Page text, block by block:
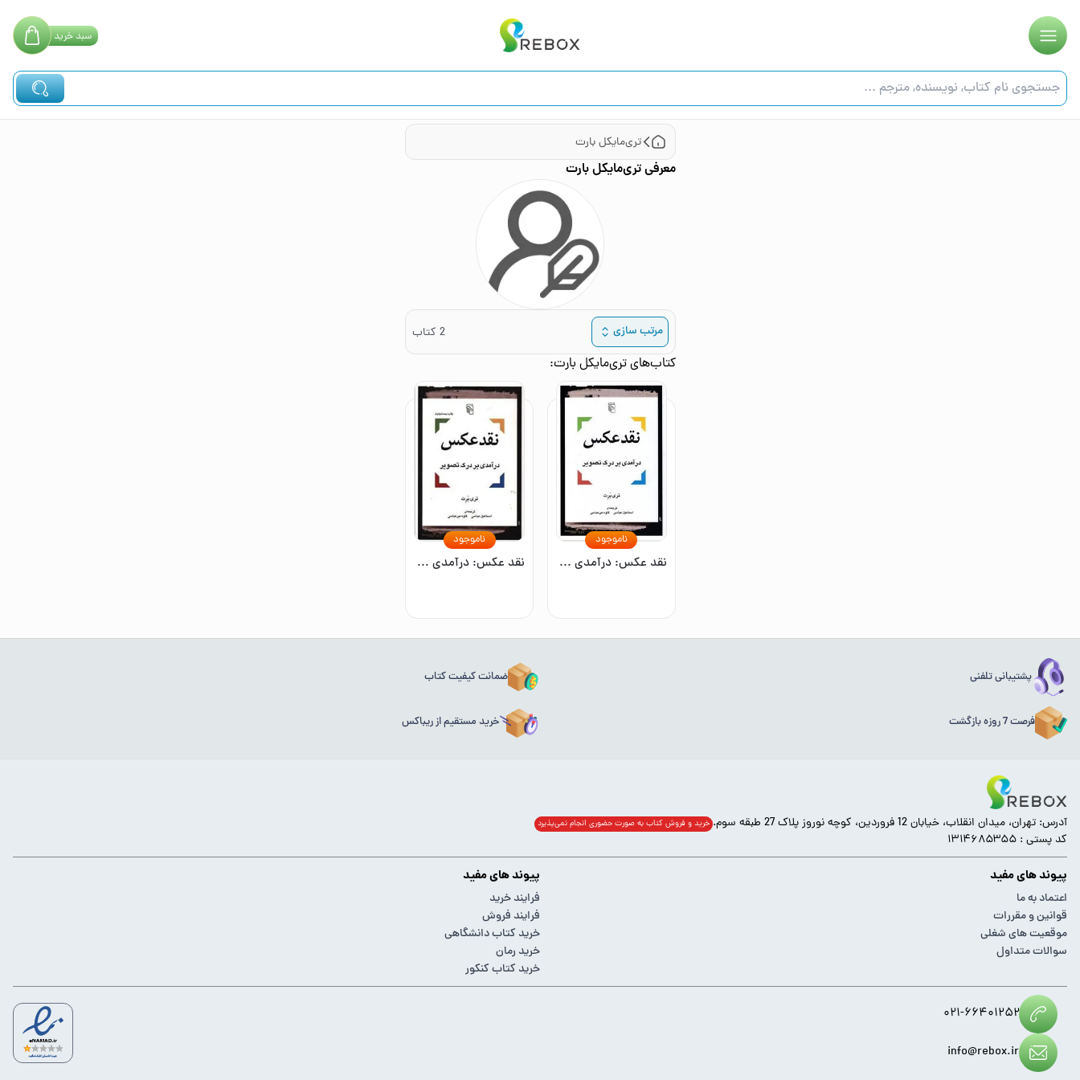
سبدخرید
تری‌مایکل بارت
معرفیتری‌مایکل بارت
مرتب سازی 2 کتاب
کتاب‌هایتری‌مایکل بارت:
نقد عکس: درآمدی بر درک تصویر
ناموجود
نقد عکس: درآمدی بر درک تصویر
ناموجود
پشتیبانی تلفنی ضمانت کیفیت کتاب
فرصت 7 روزه بازگشت خرید مستقیم از ریباکس
آدرس: تهران، میدان انقلاب، خیابان 12 فروردین، کوچه نوروز پلاک 27 طبقه سوم. خرید و فروش کتاب به صورت حضوری انجام‌ نمی‌پذیرد
کد پستی : ۱۳۱۴۶۸۵۳۵۵
پیوند های مفید
اعتماد به ما
قوانین و مقررات
موقعیت های شغلی
سوالات متداول
پیوند های مفید
فرایند خرید
فرایند فروش
خرید کتاب دانشگاهی
خرید رمان
خرید کتاب کنکور
۰۲۱-۶۶۴۰۱۲۵۲
info@rebox.ir